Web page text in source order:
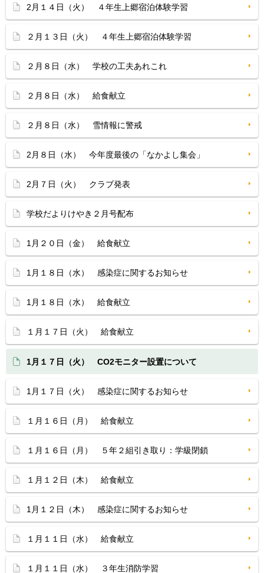
2月１４日（火） ４年生上郷宿泊体験学習
２月１３日（火） ４年生上郷宿泊体験学習
２月８日（水） 学校の工夫あれこれ
２月８日（水） 給食献立
２月８日（水） 雪情報に警戒
2月８日（水） 今年度最後の「なかよし集会」
2月７日（火） クラブ発表
学校だよりけやき２月号配布
1月２０日（金） 給食献立
1月１８日（水） 感染症に関するお知らせ
1月１８日（水） 給食献立
１月１７日（火） 給食献立
1月１７日（火） CO2モニター設置について
1月１７日（火） 感染症に関するお知らせ
１月１６日（月） 給食献立
１月１６日（月） ５年２組引き取り：学級閉鎖
１月１２日（木） 給食献立
1月１２日（木） 感染症に関するお知らせ
１月１１日（水） 給食献立
１月１１日（水） ３年生消防学習